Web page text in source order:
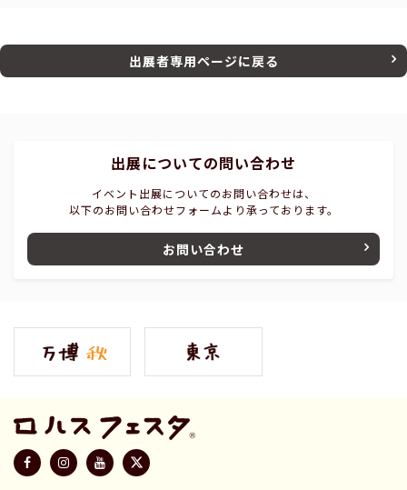
出展者専用ページに戻る
出展についての問い合わせ
イベント出展についてのお問い合わせは、
以下のお問い合わせフォームより承っております。
お問い合わせ